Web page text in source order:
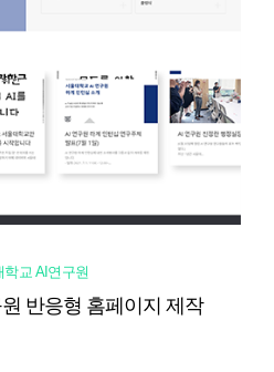
학교 AI연구원
반응형 홈페이지 제작